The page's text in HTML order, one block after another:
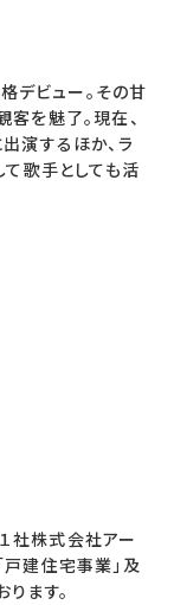
デビュー。その甘
客を魅了。現在、
演するほか、ラ
て歌手としても活
社株式会社アー
戸建住宅事業」及
ます。